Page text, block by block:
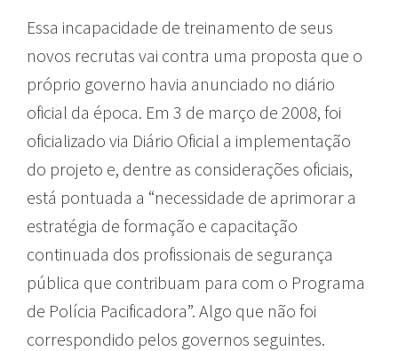
Essa incapacidade de treinamento de seus
novos recrutas vai contra uma proposta que o
próprio governo havia anunciado no diário
oficial da época. Em 3 de março de 2008, foi
oficializado via Diário Oficial a implementação
do projeto e, dentre as considerações oficiais,
está pontuada a “necessidade de aprimorar a
estratégia de formação e capacitação
continuada dos profissionais de segurança
pública que contribuam para com o Programa
de Polícia Pacificadora”. Algo que não foi
correspondido pelos governos seguintes.